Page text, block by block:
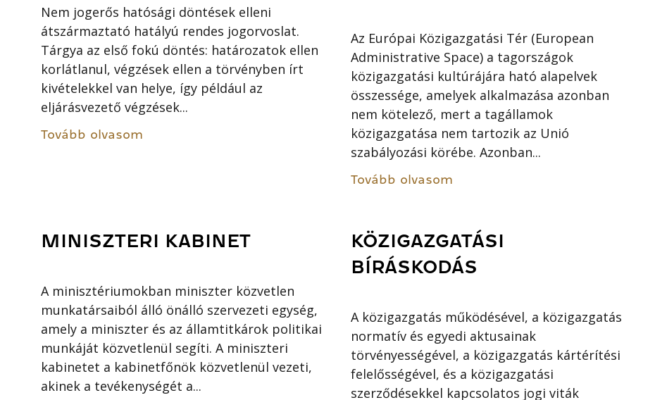
Nem jogerős hatósági döntések elleni
átszármaztató hatályú rendes jogorvoslat.
Tárgya az első fokú döntés: határozatok ellen
korlátlanul, végzések ellen a törvényben írt
kivételekkel van helye, így például az
eljárásvezető végzések...
Tovább olvasom
Az Európai Közigazgatási Tér (European
Administrative Space) a tagországok
közigazgatási kultúrájára ható alapelvek
összessége, amelyek alkalmazása azonban
nem kötelező, mert a tagállamok
közigazgatása nem tartozik az Unió
szabályozási körébe. Azonban...
Tovább olvasom
MINISZTERI KABINET
A minisztériumokban miniszter közvetlen
munkatársaiból álló önálló szervezeti egység,
amely a miniszter és az államtitkárok politikai
munkáját közvetlenül segíti. A miniszteri
kabinetet a kabinetfőnök közvetlenül vezeti,
akinek a tevékenységét a...
KÖZIGAZGATÁSI
BÍRÁSKODÁS
A közigazgatás működésével, a közigazgatás
normatív és egyedi aktusainak
törvényességével, a közigazgatás kártérítési
felelősségével, és a közigazgatási
szerződésekkel kapcsolatos jogi viták